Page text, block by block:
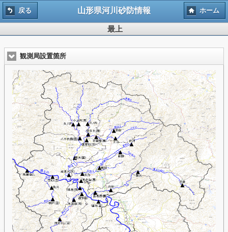
戻る 山形県河川砂防情報 ホーム
最上
観測局設置箇所